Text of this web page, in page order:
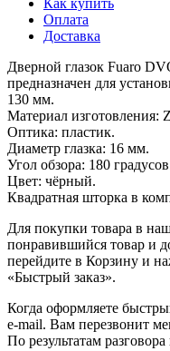
Оплата
Доставка
Дверной глазок Fuaro
предназначен для
130 мм.
Материал изготовления:
Оптика: пластик.
Диаметр глазка: 16 мм.
Угол обзора: 180
Цвет: чёрный.
Квадратная шторка в
Для покупки товара в
понравившийся товар и
перейдите в Корзину и
«Быстрый заказ».
Когда оформляете
e-mail. Вам перезвонит
По результатам